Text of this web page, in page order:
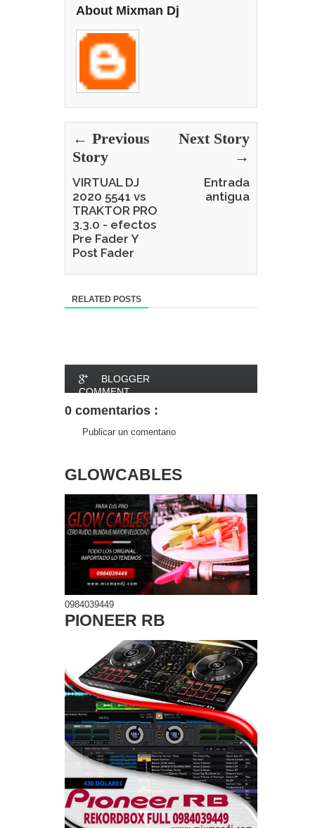
About Mixman Dj
← Previous
Story
VIRTUAL DJ
2020 5541 vs
TRAKTOR PRO
3.3.0 - efectos
Pre Fader Y
Post Fader
Next Story
→
Entrada
antigua
RELATED POSTS
BLOGGER
COMMENT
COMMENT
0 comentarios :
Publicar un comentario
GLOWCABLES
0984039449
PIONEER RB